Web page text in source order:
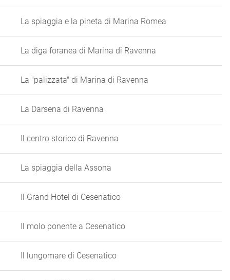
La spiaggia e la pineta di Marina Romea
La diga foranea di Marina di Ravenna
La "palizzata" di Marina di Ravenna
La Darsena di Ravenna
Il centro storico di Ravenna
La spiaggia della Assona
Il Grand Hotel di Cesenatico
Il molo ponente a Cesenatico
Il lungomare di Cesenatico